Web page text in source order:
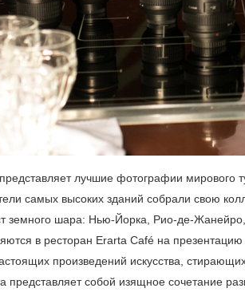
лучшие фотографии
самых высоких зданий собрали свою
земного шара: Нью-Йорка, Рио-де-
в ресторан Erarta Café на
произведений искусства,
представляет собой изящное сочетание